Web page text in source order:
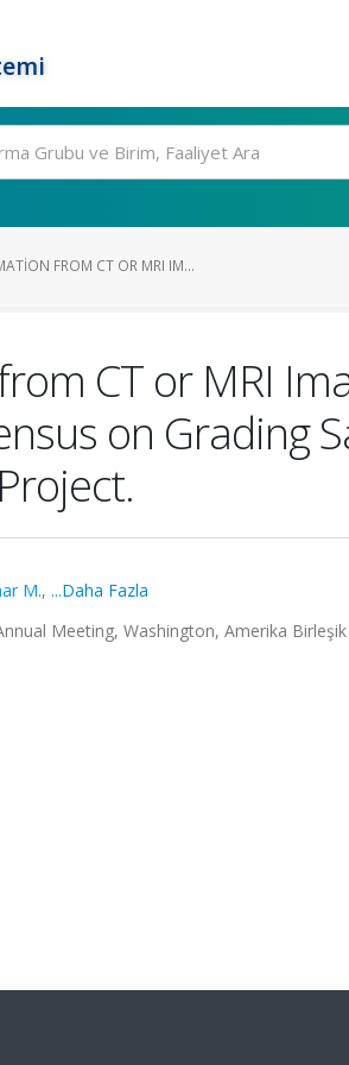
FROM CT OR MRI IM...
CT or MRI
on Grading
M., ...Daha Fazla
Meeting, Washington, Amerika